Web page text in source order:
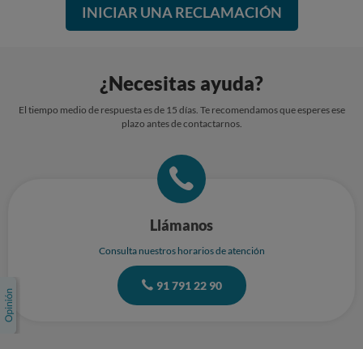
INICIAR UNA RECLAMACIÓN
¿Necesitas ayuda?
El tiempo medio de respuesta es de 15 días. Te recomendamos que esperes ese
plazo antes de contactarnos.
Llámanos
Consulta nuestros horarios de atención
91 791 22 90